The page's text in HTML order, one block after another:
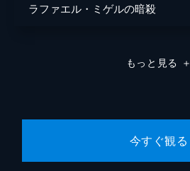
ラファエル・ミゲルの暗殺
もっと見る ＋
今すぐ観る